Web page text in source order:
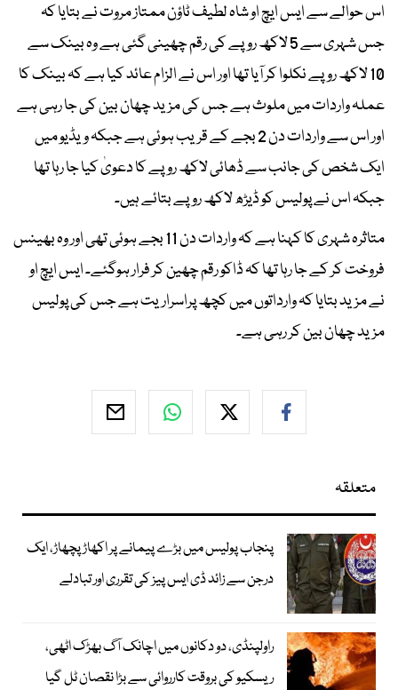
اس حوالے سے ایس ایچ او شاہ لطیف ٹاؤن ممتاز مروت نے بتایا کہ
جس شہری سے 5 لاکھ روپے کی رقم چھینی گئی ہے وہ بینک سے
10 لاکھ روپے نکلوا کر آیا تھا اور اس نے الزام عائد کیا ہے کہ بینک کا
عملہ واردات میں ملوث ہے جس کی مزید چھان بین کی جا رہی ہے
اور اس سے واردات دن 2 بجے کے قریب ہوئی ہے جبکہ ویڈیو میں
ایک شخص کی جانب سے ڈھائی لاکھ روپے کا دعویٰ کیا جا رہا تھا
جبکہ اس نے پولیس کو ڈیڑھ لاکھ روپے بتائے ہیں۔
متاثرہ شہری کا کہنا ہے کہ واردات دن 11 بجے ہوئی تھی اور وہ بھینس
فروخت کر کے جا رہا تھا کہ ڈاکو رقم چھین کر فرار ہوگئے۔ ایس ایچ او
نے مزید بتایا کہ وارداتوں میں کچھ پراسراریت ہے جس کی پولیس
مزید چھان بین کر رہی ہے۔
متعلقہ
پنجاب پولیس میں بڑے پیمانے پر اکھاڑ پچھاڑ، ایک
درجن سے زائد ڈی ایس پیز کی تقرری اور تبادلے
راولپنڈی، دو دکانوں میں اچانک آگ بھڑک اٹھی،
ریسکیو کی بروقت کارروائی سے بڑا نقصان ٹل گیا